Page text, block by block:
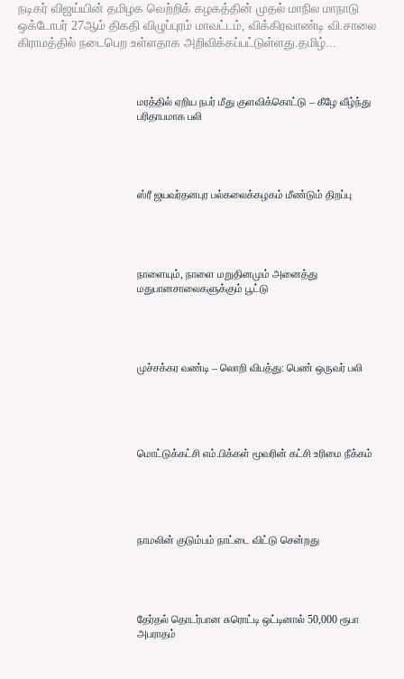
நடிகர் விஜய்யின் தமிழக வெற்றிக் கழகத்தின் முதல் மாநில மாநாடு
ஒக்டோபர் 27ஆம் திகதி விழுப்புரம் மாவட்டம், விக்கிரவாண்டி வி.சாலை
கிராமத்தில் நடைபெற உள்ளதாக அறிவிக்கப்பட்டுள்ளது.தமிழ்...
மரத்தில் ஏறிய நபர் மீது குளவிக்கொட்டு – கீழே வீழ்ந்து
பரிதாபமாக பலி
ஸ்ரீ ஜயவர்தனபுர பல்கலைக்கழகம் மீண்டும் திறப்பு
நாளையும், நாளை மறுதினமும் அனைத்து
மதுபானசாலைகளுக்கும் பூட்டு
முச்சக்கர வண்டி – லொறி விபத்து: பெண் ஒருவர் பலி
மொட்டுக்கட்சி எம்.பிக்கள் மூவரின் கட்சி உரிமை நீக்கம்
நாமலின் குடும்பம் நாட்டை விட்டு சென்றது
தேர்தல் தொடர்பான சுரொட்டி ஒட்டினால் 50,000 ரூபா
அபராதம்